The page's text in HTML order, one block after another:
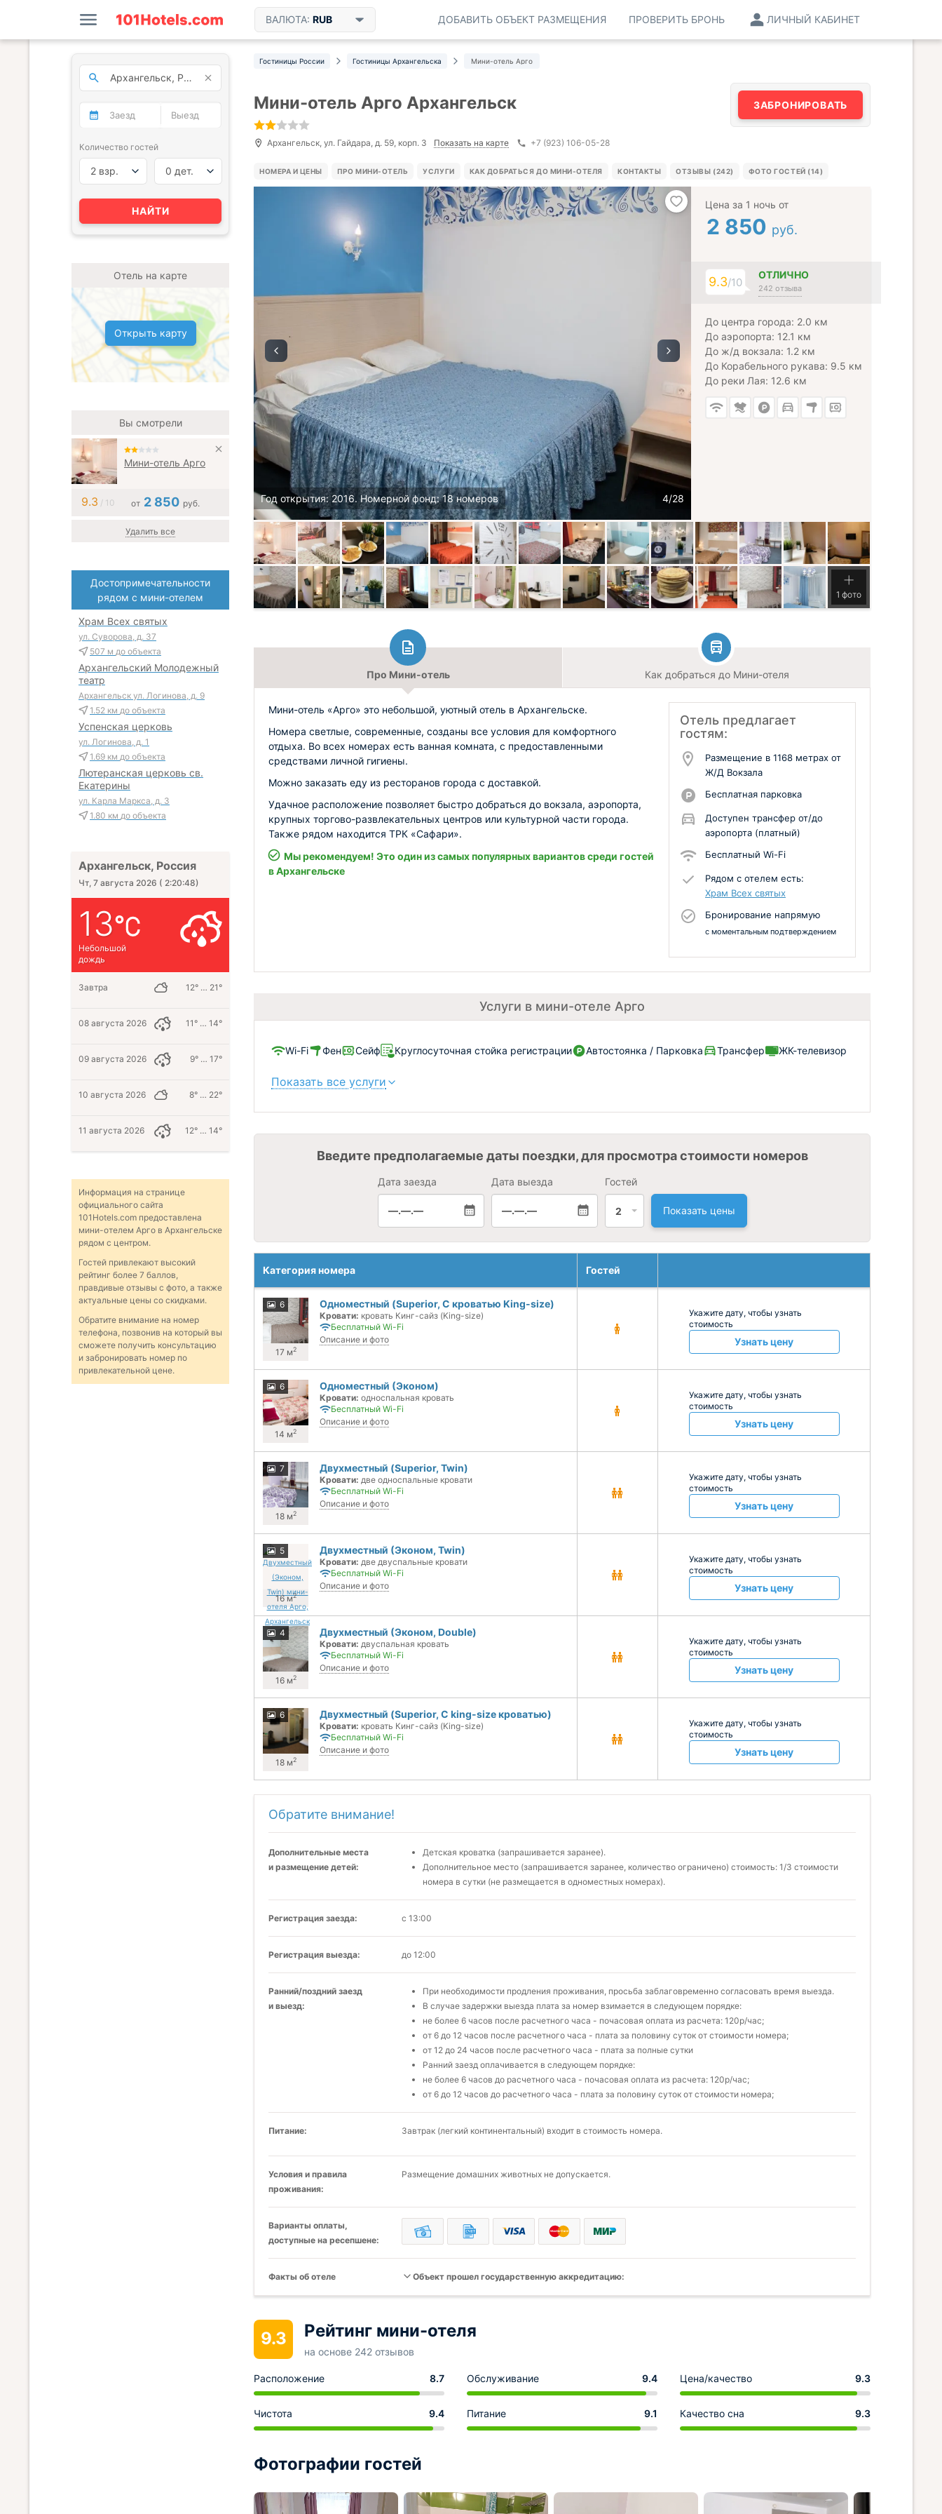
ВАЛЮТА: RUB ЛИЧНЫЙ КАБИНЕТ
ПРОВЕРИТЬ БРОНЬ
ДОБАВИТЬ ОБЪЕКТ РАЗМЕЩЕНИЯ
Гостиницы России Гостиницы Архангельска Мини-отель Арго
Мини-отель Арго Архангельск
Архангельск, ул. Гайдара, д. 59, корп. 3 Показать на карте +7 (923) 106-05-28
ЗАБРОНИРОВАТЬ
НОМЕРА И ЦЕНЫ ПРО МИНИ-ОТЕЛЬ УСЛУГИ КАК ДОБРАТЬСЯ ДО МИНИ-ОТЕЛЯ КОНТАКТЫ ОТЗЫВЫ (242) ФОТО ГОСТЕЙ (14)
Год открытия: 2016. Номерной фонд: 18 номеров
Цена за 1 ночь от
2 850 руб.
9.3/10
ОТЛИЧНО
242 отзыва
До центра города: 2.0 км
До аэропорта: 12.1 км
До ж/д вокзала: 1.2 км
До Корабельного рукава: 9.5 км
До реки Лая: 12.6 км
1 фото
Про Мини-отель Как добраться до Мини-отеля
Отель предлагает
гостям:
Размещение в 1168 метрах от
Ж/Д Вокзала
Бесплатная парковка
Доступен трансфер от/до
аэропорта (платный)
Бесплатный Wi-Fi
Рядом с отелем есть:
Храм Всех святых
Бронирование напрямую
с моментальным подтверждением
Мини-отель «Арго» это небольшой, уютный отель в Архангельске.
Номера светлые, современные, созданы все условия для комфортного
отдыха. Во всех номерах есть ванная комната, с предоставленными
средствами личной гигиены.
Можно заказать еду из ресторанов города с доставкой.
Удачное расположение позволяет быстро добраться до вокзала, аэропорта,
крупных торгово-развлекательных центров или культурной части города.
Также рядом находится ТРК «Сафари».
Мы рекомендуем! Это один из самых популярных вариантов среди гостей
в Архангельске
Услуги в мини-отеле Арго
Wi-Fi Фен Сейф Круглосуточная стойка регистрации Автостоянка / Парковка Трансфер ЖК-телевизор
Показать все услуги
Введите предполагаемые даты поездки, для просмотра стоимости номеров
Дата заезда
—.—.—
Дата выезда
—.—.—
Гостей
2 Показать цены
Категория номера Гостей
6
17 м2
Одноместный (Superior, С кроватью King-size)
Кровати: кровать Кинг-сайз (King-size)
Бесплатный Wi-Fi
Описание и фото
Укажите дату, чтобы узнать
стоимость
Узнать цену
6
14 м2
Одноместный (Эконом)
Кровати: односпальная кровать
Бесплатный Wi-Fi
Описание и фото
Укажите дату, чтобы узнать
стоимость
Узнать цену
7
18 м2
Двухместный (Superior, Twin)
Кровати: две односпальные кровати
Бесплатный Wi-Fi
Описание и фото
Укажите дату, чтобы узнать
стоимость
Узнать цену
5
16 м2
Двухместный (Эконом, Twin)
Кровати: две двуспальные кровати
Бесплатный Wi-Fi
Описание и фото
Укажите дату, чтобы узнать
стоимость
Узнать цену
4
16 м2
Двухместный (Эконом, Double)
Кровати: двуспальная кровать
Бесплатный Wi-Fi
Описание и фото
Укажите дату, чтобы узнать
стоимость
Узнать цену
6
18 м2
Двухместный (Superior, С king-size кроватью)
Кровати: кровать Кинг-сайз (King-size)
Бесплатный Wi-Fi
Описание и фото
Укажите дату, чтобы узнать
стоимость
Узнать цену
Обратите внимание!
Дополнительные места
и размещение детей:
Детская кроватка (запрашивается заранее).
Дополнительное место (запрашивается заранее, количество ограничено) стоимость: 1/3 стоимости
номера в сутки (не размещается в одноместных номерах).
Регистрация заезда: с 13:00
Регистрация выезда: до 12:00
Ранний/поздний заезд
и выезд:
При необходимости продления проживания, просьба заблаговременно согласовать время выезда.
В случае задержки выезда плата за номер взимается в следующем порядке:
не более 6 часов после расчетного часа - почасовая оплата из расчета: 120р/час;
от 6 до 12 часов после расчетного часа - плата за половину суток от стоимости номера;
от 12 до 24 часов после расчетного часа - плата за полные сутки
Ранний заезд оплачивается в следующем порядке:
не более 6 часов до расчетного часа - почасовая оплата из расчета: 120р/час;
от 6 до 12 часов до расчетного часа - плата за половину суток от стоимости номера;
Питание: Завтрак (легкий континентальный) входит в стоимость номера.
Условия и правила
проживания:
Размещение домашних животных не допускается.
Варианты оплаты,
доступные на ресепшене:
Факты об отеле Объект прошел государственную аккредитацию:
9.3 Рейтинг мини-отеля
на основе 242 отзывов
Расположение 8.7 Обслуживание 9.4 Цена/качество 9.3
Чистота 9.4 Питание 9.1 Качество сна 9.3
Фотографии гостей
Количество гостей
2 взр. 0 дет.
НАЙТИ
Отель на карте
Открыть карту
Вы смотрели
Мини-отель Арго
9.3 / 10 от 2 850 руб.
Удалить все
Достопримечательности
рядом с мини-отелем
Храм Всех святых
ул. Суворова, д. 37
507 м до объекта
Архангельский Молодежный
театр
Архангельск ул. Логинова, д. 9
1.52 км до объекта
Успенская церковь
ул. Логинова, д. 1
1.69 км до объекта
Лютеранская церковь св.
Екатерины
ул. Карла Маркса, д. 3
1.80 км до объекта
Архангельск, Россия
Чт, 7 августа 2026 ( 2:20:50)
13
Небольшой
дождь
Завтра 12° … 21°
08 августа 2026 11° … 14°
09 августа 2026 9° … 17°
10 августа 2026 8° … 22°
11 августа 2026 12° … 14°
Информация на странице
официального сайта
101Hotels.com предоставлена
мини-отелем Арго в Архангельске
рядом с центром.
Гостей привлекают высокий
рейтинг более 7 баллов,
правдивые отзывы с фото, а также
актуальные цены со скидками.
Обратите внимание на номер
телефона, позвонив на который вы
сможете получить консультацию
и забронировать номер по
привлекательной цене.